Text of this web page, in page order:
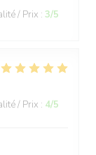
/ Prix : 3/5
/ Prix : 4/5